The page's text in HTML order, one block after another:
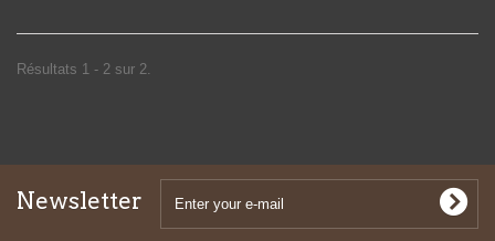
Résultats 1 - 2 sur 2.
Newsletter